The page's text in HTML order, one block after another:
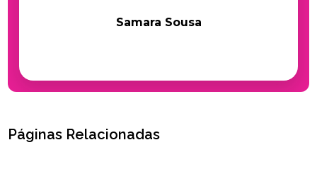
Samara Sousa
Páginas Relacionadas